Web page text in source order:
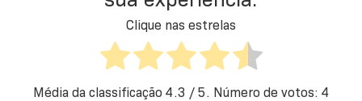
Clique nas estrelas
Média da classificação 4.3 / 5. Número de votos: 4